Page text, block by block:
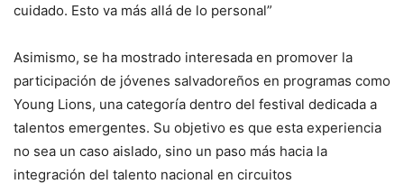
cuidado. Esto va más allá de lo personal”
Asimismo, se ha mostrado interesada en promover la
participación de jóvenes salvadoreños en programas como
Young Lions, una categoría dentro del festival dedicada a
talentos emergentes. Su objetivo es que esta experiencia
no sea un caso aislado, sino un paso más hacia la
integración del talento nacional en circuitos